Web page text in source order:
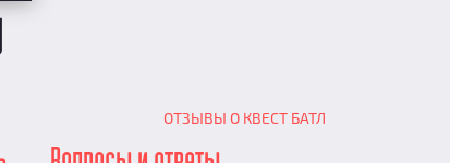
ОТЗЫВЫ О КВЕСТ БАТЛ